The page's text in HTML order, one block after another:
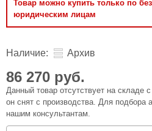
Товар можно купить только по
юридическим лицам
Наличие: Архив
86 270 руб.
Данный товар отсутствует на складе
он снят с производства. Для подбора
нашим консультантам.